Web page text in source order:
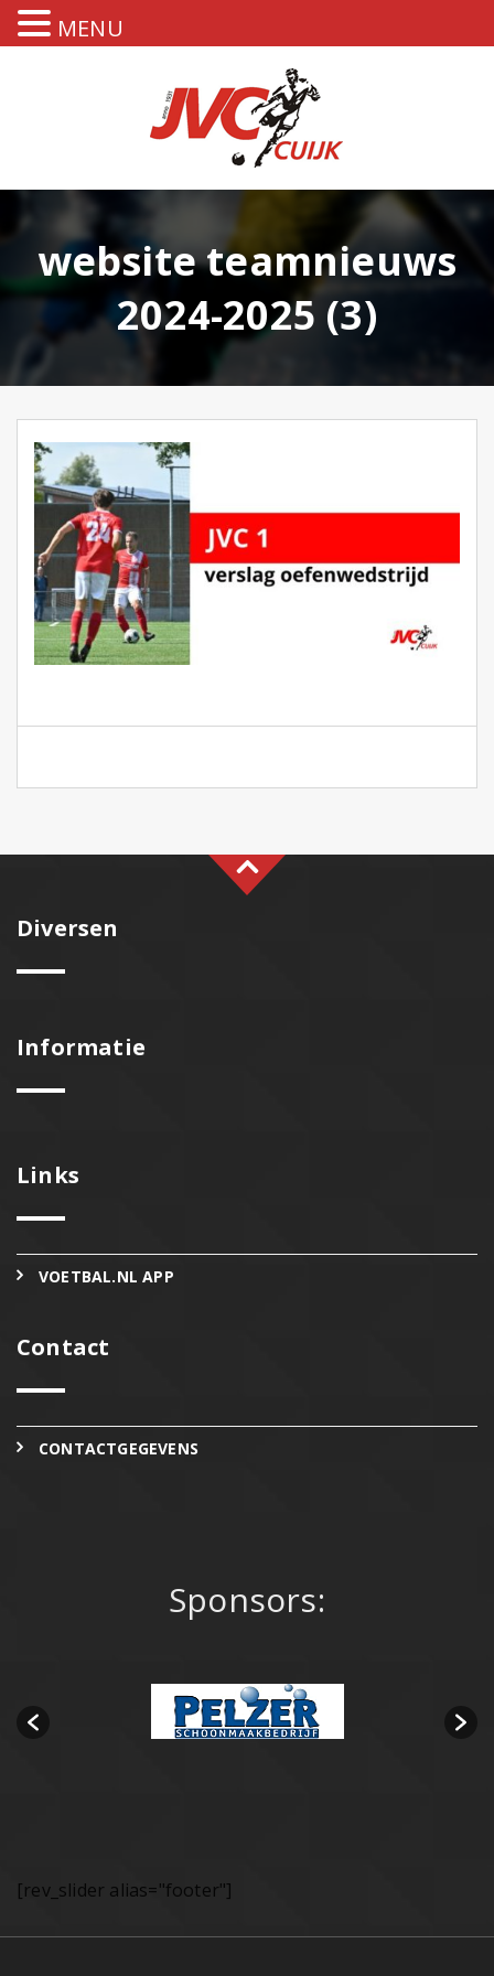
website teamnieuws
2024-2025 (3)
Diversen
Informatie
Links
VOETBAL.NL APP
Contact
CONTACTGEGEVENS
Sponsors:
[rev_slider alias="footer"]
MENU